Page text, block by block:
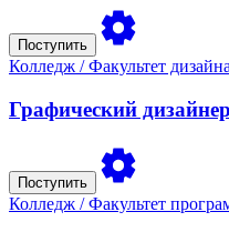
Поступить
Колледж / Факультет
Графический дизайнер
Поступить
Колледж / Факультет